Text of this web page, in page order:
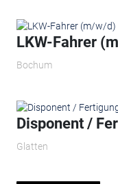
LKW-Fahrer
Bochum
Disponent /
Glatten